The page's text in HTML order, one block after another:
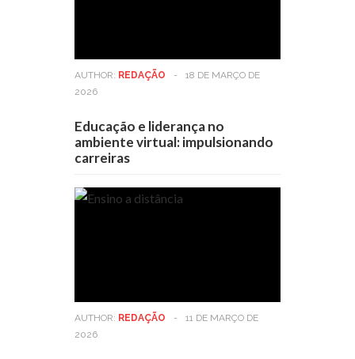
AUTHOR: REDAÇÃO -
18 DE MARÇO DE
2026
Educação e liderança no
ambiente virtual: impulsionando
carreiras
AUTHOR: REDAÇÃO -
11 DE MARÇO DE
2026